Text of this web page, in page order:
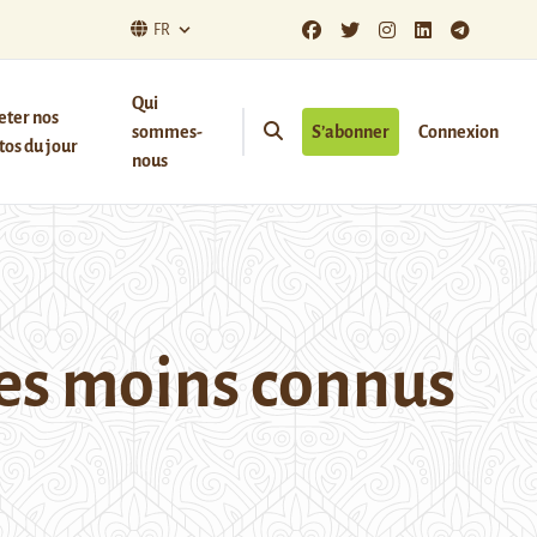
FR
nos
du jour
Qui
sommes-
nous
S’abonner Connexion
moins connus